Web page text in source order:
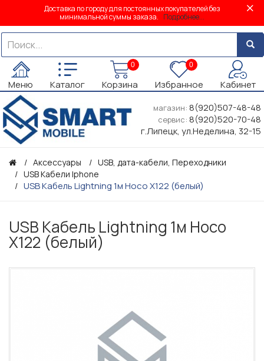
Доставка по городу для постоянных покупателей без
минимальной суммы заказа. Подробнее...
Меню Каталог
0
Корзина
0
Избранное Кабинет
магазин: 8(920)507-48-48
сервис: 8(920)520-70-48
г.Липецк, ул.Неделина, 32-15
Аксессуары
USB, дата-кабели, Переходники
USB Кабели Iphone
USB Кабель Lightning 1м Hoco X122 (белый)
USB Кабель Lightning 1м Hoco
X122 (белый)